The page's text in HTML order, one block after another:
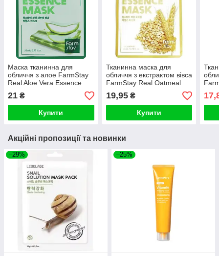
Маска тканинна для
обличчя з алое FarmStay
Real Aloe Vera Essence
Mask 23ml
21 ₴
Купити
Тканинна маска для
обличчя з екстрактом вівса
FarmStay Real Oatmeal
Essence Mask 23ml
19,95₴
Купити
Акційні пропозиції та новинки
–29% –25%